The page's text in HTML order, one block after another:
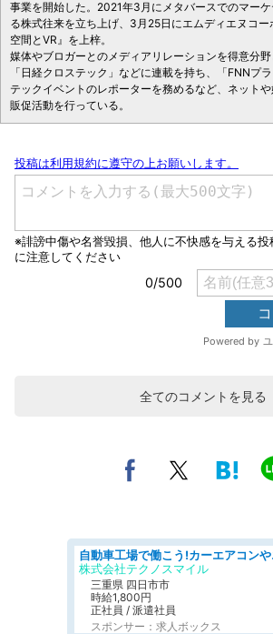
事業を開始した。2021年3月にメタバースでのマー
る株式往来を立ち上げ、3月25日にエムディエヌコ
空間とVR』を上梓。
媒体やブロガーとのメディアリレーションを得意分
「日経クロステック」などに連載を持ち、「FNNプ
テックイベントのレポーターを務めるなど、ネット
販促活動を行っている。
全てのコメントを見る
株式会社テクノスマイル
三重県 四日市市
時給1,800円
正社員 / 派遣社員
スポンサー：求人ボックス